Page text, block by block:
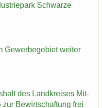
Schwar­ze
Ge­wer­be­ge­biet wei­ter
des Land­krei­ses Mit­
Be­wirt­schaf­tung frei